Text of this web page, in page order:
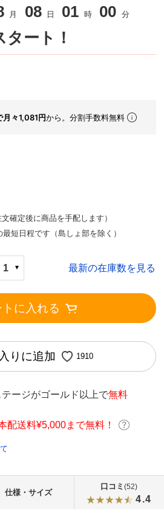
月 08 日 01 時 00 分
タート！
月々1,081円から。分割手数料無料
文確定後に商品を手配します）
短日程です（島しょ部を除く）
1 最新の在庫数を見る
トに入れる
りに追加 1910
テージがゴールド以上で無料
配送料¥5,000まで無料！
仕様・サイズ
口コミ(52)
4.4